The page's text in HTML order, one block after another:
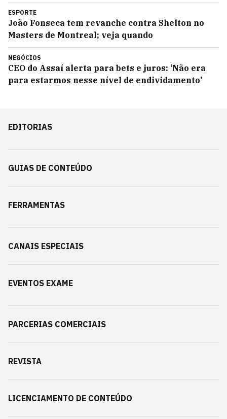
ESPORTE
João Fonseca tem revanche contra Shelton no
Masters de Montreal; veja quando
NEGÓCIOS
CEO do Assaí alerta para bets e juros: ‘Não era
para estarmos nesse nível de endividamento’
EDITORIAS
GUIAS DE CONTEÚDO
FERRAMENTAS
CANAIS ESPECIAIS
EVENTOS EXAME
PARCERIAS COMERCIAIS
REVISTA
LICENCIAMENTO DE CONTEÚDO